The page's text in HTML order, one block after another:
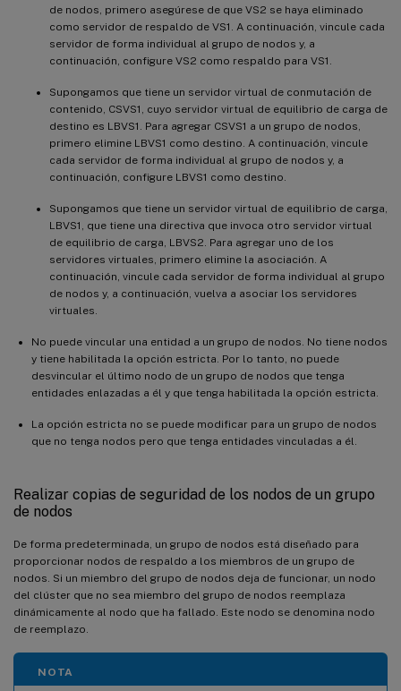
de nodos, primero asegúrese de que VS2 se haya eliminado
como servidor de respaldo de VS1. A continuación, vincule cada
servidor de forma individual al grupo de nodos y, a
continuación, configure VS2 como respaldo para VS1.
Supongamos que tiene un servidor virtual de conmutación de
contenido, CSVS1, cuyo servidor virtual de equilibrio de carga de
destino es LBVS1. Para agregar CSVS1 a un grupo de nodos,
primero elimine LBVS1 como destino. A continuación, vincule
cada servidor de forma individual al grupo de nodos y, a
continuación, configure LBVS1 como destino.
Supongamos que tiene un servidor virtual de equilibrio de carga,
LBVS1, que tiene una directiva que invoca otro servidor virtual
de equilibrio de carga, LBVS2. Para agregar uno de los
servidores virtuales, primero elimine la asociación. A
continuación, vincule cada servidor de forma individual al grupo
de nodos y, a continuación, vuelva a asociar los servidores
virtuales.
No puede vincular una entidad a un grupo de nodos. No tiene nodos
y tiene habilitada la opción estricta. Por lo tanto, no puede
desvincular el último nodo de un grupo de nodos que tenga
entidades enlazadas a él y que tenga habilitada la opción estricta.
La opción estricta no se puede modificar para un grupo de nodos
que no tenga nodos pero que tenga entidades vinculadas a él.
Realizar copias de seguridad de los nodos de un grupo
de nodos
De forma predeterminada, un grupo de nodos está diseñado para
proporcionar nodos de respaldo a los miembros de un grupo de
nodos. Si un miembro del grupo de nodos deja de funcionar, un nodo
del clúster que no sea miembro del grupo de nodos reemplaza
dinámicamente al nodo que ha fallado. Este nodo se denomina nodo
de reemplazo.
NOTA